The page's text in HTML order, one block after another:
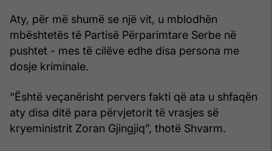
Aty, për më shumë se një vit, u mblodhën
mbështetës të Partisë Përparimtare Serbe në
pushtet - mes të cilëve edhe disa persona me
dosje kriminale.
“Është veçanërisht pervers fakti që ata u shfaqën
aty disa ditë para përvjetorit të vrasjes së
kryeministrit Zoran Gjingjiq”, thotë Shvarm.